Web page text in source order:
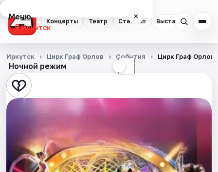
Концерты Театр Стендап Выставки
Меню ×
Иркутск
Концерты
Театр
Стендап
Квесты
Спорт
Ночной режим ☾
Иркутск Цирк Граф Орлов События Цирк Граф Орлов